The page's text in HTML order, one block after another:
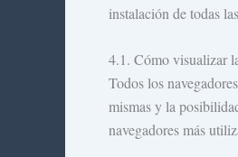
instalación de todas
4.1. Cómo visualizar
Todos los
mismas y la
navegadores más